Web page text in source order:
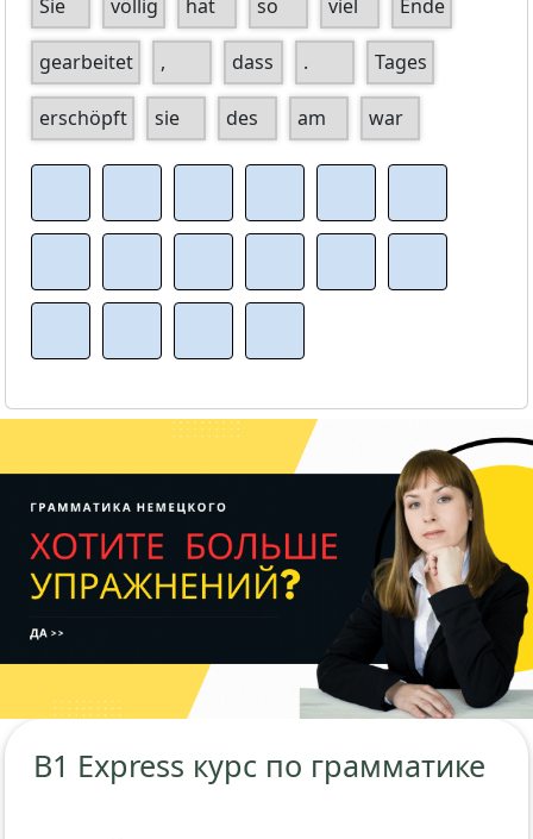
Sie völlig hat so viel Ende
gearbeitet , dass . Tages
erschöpft sie des am war
B1 Express курс по грамматике